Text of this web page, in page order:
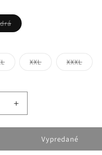
Variant
je
Variant
je
XXLVariant
je
XXXLVariant
je
Zvýšiť
množstvo
pre
bomber
Vypredané